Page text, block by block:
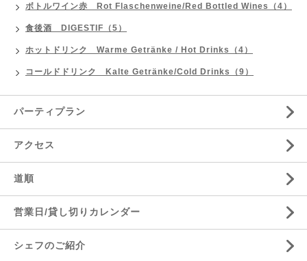
ボトルワイン赤 Rot Flaschenweine/Red Bottled Wines（4）
食後酒 DIGESTIF（5）
ホットドリンク Warme Getränke / Hot Drinks（4）
コールドドリンク Kalte Getränke/Cold Drinks（9）
パーティプラン
アクセス
道順
営業日/貸し切りカレンダー
シェフのご紹介